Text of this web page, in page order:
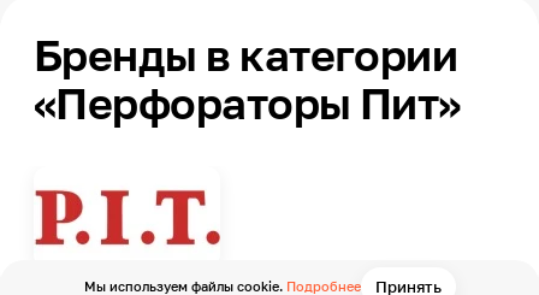
Бренды в категории
«Перфораторы Пит»
Мы используем файлы cookie. Подробнее Принять